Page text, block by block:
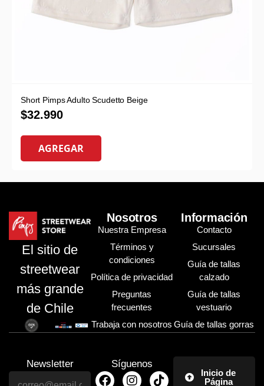
Short Pimps Adulto Scudetto Beige
$32.990
AGREGAR
El sitio de
streetwear
más grande
de Chile
Nosotros
Nuestra Empresa
Términos y
condiciones
Política de privacidad
Preguntas
frecuentes
Trabaja con nosotros
Información
Contacto
Sucursales
Guía de tallas
calzado
Guía de tallas
vestuario
Guía de tallas gorras
Newsletter Síguenos
Inicio de
Página